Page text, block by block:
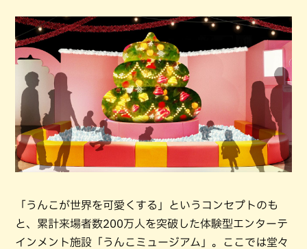
「うんこが世界を可愛くする」というコンセプトのも
と、累計来場者数200万人を突破した体験型エンターテ
インメント施設「うんこミュージアム」。ここでは堂々